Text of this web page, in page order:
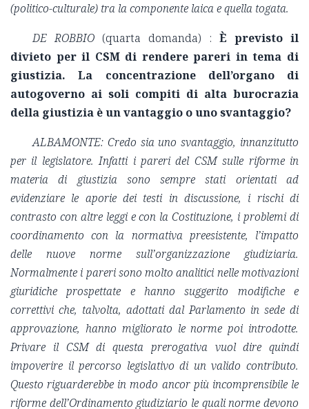
(politico-culturale) tra la componente laica e quella togata.
DE ROBBIO (quarta domanda) : È previsto il
divieto per il CSM di rendere pareri in tema di
giustizia. La concentrazione dell’organo di
autogoverno ai soli compiti di alta burocrazia
della giustizia è un vantaggio o uno svantaggio?
ALBAMONTE: Credo sia uno svantaggio, innanzitutto
per il legislatore. Infatti i pareri del CSM sulle riforme in
materia di giustizia sono sempre stati orientati ad
evidenziare le aporie dei testi in discussione, i rischi di
contrasto con altre leggi e con la Costituzione, i problemi di
coordinamento con la normativa preesistente, l’impatto
delle nuove norme sull’organizzazione giudiziaria.
Normalmente i pareri sono molto analitici nelle motivazioni
giuridiche prospettate e hanno suggerito modifiche e
correttivi che, talvolta, adottati dal Parlamento in sede di
approvazione, hanno migliorato le norme poi introdotte.
Privare il CSM di questa prerogativa vuol dire quindi
impoverire il percorso legislativo di un valido contributo.
Questo riguarderebbe in modo ancor più incomprensibile le
riforme dell’Ordinamento giudiziario le quali norme devono